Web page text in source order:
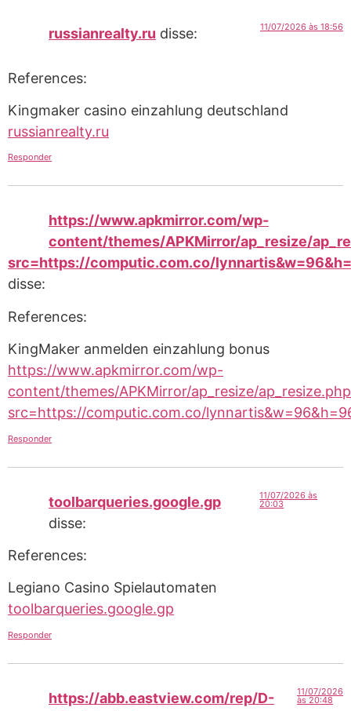
russianrealty.ru disse: 11/07/2026 às 18:56
References:
Kingmaker casino einzahlung deutschland
russianrealty.ru
Responder
https://www.apkmirror.com/wp-
content/themes/APKMirror/ap_resize/
src=https://computic.com.co/
disse:
References:
KingMaker anmelden einzahlung bonus
https://www.apkmirror.com/wp-
content/themes/APKMirror/ap_resize/
src=https://computic.com.co/
Responder
toolbarqueries.google.gp
disse:
11/07/2026 às
20:03
References:
Legiano Casino Spielautomaten
toolbarqueries.google.gp
Responder
https://abb.eastview.com/rep/D-
11/07/2026
às 20:48